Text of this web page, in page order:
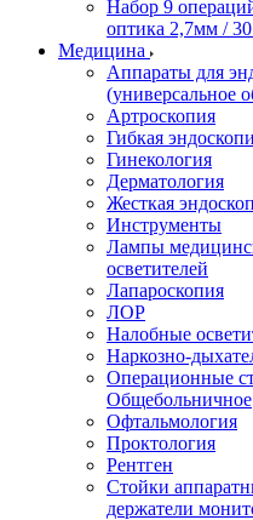
Набор 9
оптика 2,7мм / 30
Медицина
Аппараты для
(универсальное
Артроскопия
Гибкая
Гинекология
Дерматология
Жесткая
Инструменты
Лампы
осветителей
Лапароскопия
ЛОР
Налобные
Наркозно-
Операционные
Общебольничное
Офтальмология
Проктология
Рентген
Стойки
держатели